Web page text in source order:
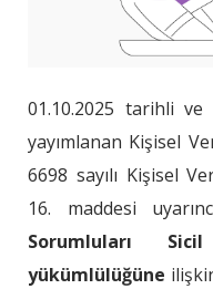
01.10.2025 tarihli ve
yayımlanan Kişisel
6698 sayılı Kişisel
16. maddesi
Sorumluları
yükümlülüğüne